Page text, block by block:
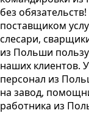
без
поставщиком
слесари,
из Польши
наших клиентов.
персонал из
на завод,
работника из